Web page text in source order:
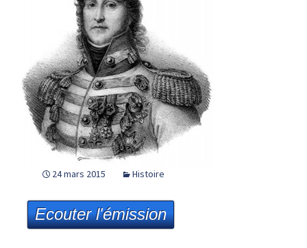
24 mars 2015 Histoire
Ecouter l'émission